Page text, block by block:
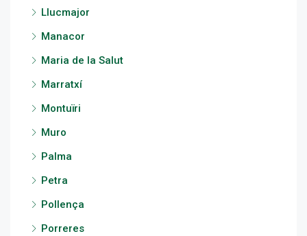
Llucmajor
Manacor
Maria de la Salut
Marratxí
Montuïri
Muro
Palma
Petra
Pollença
Porreres